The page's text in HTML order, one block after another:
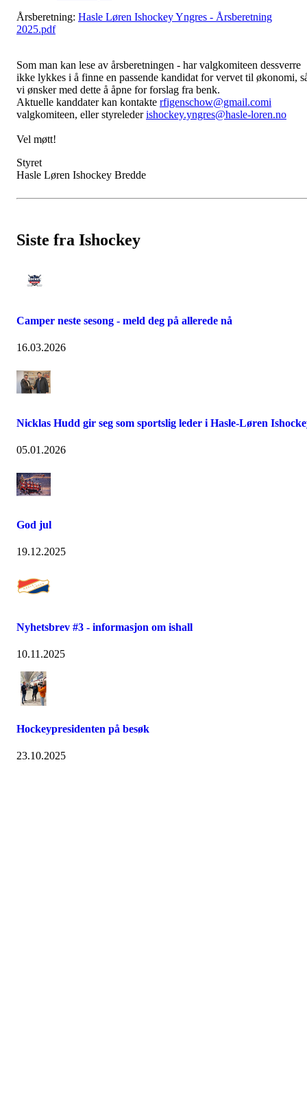
Årsberetning: Hasle Løren Ishockey Yngres - Årsberetning
2025.pdf
Som man kan lese av årsberetningen - har valgkomiteen dessverre
ikke lykkes i å finne en passende kandidat for vervet til økonomi,
vi ønsker med dette å åpne for forslag fra benk.
Aktuelle kanddater kan kontakte rfigenschow@gmail.comi
valgkomiteen, eller styrelederishockey.yngres@hasle-loren.no
Vel møtt!
Styret
Hasle Løren Ishockey Bredde
Siste fra Ishockey
Camper neste sesong - meld deg på allerede nå
16.03.2026
Nicklas Hudd gir seg som sportslig leder i Hasle-Løren
05.01.2026
God jul
19.12.2025
Nyhetsbrev #3 - informasjon om ishall
10.11.2025
Hockeypresidenten på besøk
23.10.2025